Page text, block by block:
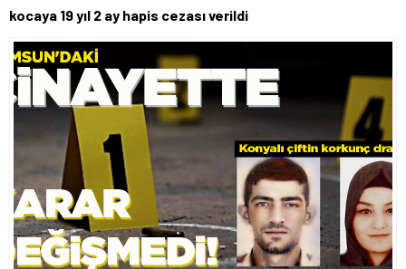
55,0051
kocaya 19 yıl 2 ay hapis cezası verildi